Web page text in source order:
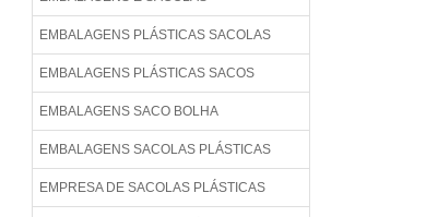
EMBALAGENS PLÁSTICAS SACOLAS
EMBALAGENS PLÁSTICAS SACOS
EMBALAGENS SACO BOLHA
EMBALAGENS SACOLAS PLÁSTICAS
EMPRESA DE SACOLAS PLÁSTICAS